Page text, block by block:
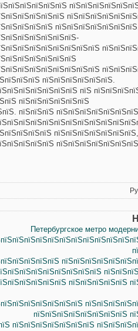
пїЅпїЅпїЅпїЅпїЅпїЅ.
пїЅ
пїЅпїЅпїЅпїЅпїЅпїЅ
пїЅпїЅпїЅ пїЅпїЅпїЅпїЅпїЅпїЅпїЅ
Петербургское метро
пїЅпїЅпїЅпїЅпїЅ
пїЅпїЅпїЅпїЅпїЅпїЅпїЅпїЅ
пїЅпїЅпїЅпїЅпїЅпїЅпїЅ